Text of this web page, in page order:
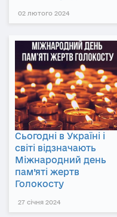
02 лютого 2024
Сьогодні в Україні і
світі відзначають
Міжнародний день
пам’яті жертв
Голокосту
27 січня 2024